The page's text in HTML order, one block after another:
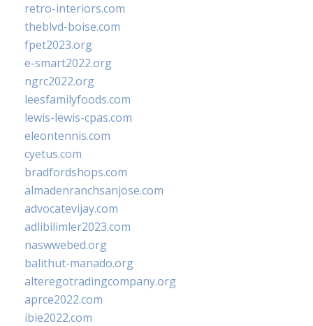
retro-interiors.com
theblvd-boise.com
fpet2023.org
e-smart2022.org
ngrc2022.org
leesfamilyfoods.com
lewis-lewis-cpas.com
eleontennis.com
cyetus.com
bradfordshops.com
almadenranchsanjose.com
advocatevijay.com
adlibilimler2023.com
naswwebed.org
balithut-manado.org
alteregotradingcompany.org
aprce2022.com
ibie2022.com